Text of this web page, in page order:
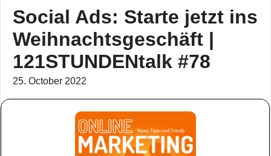
Social Ads: Starte jetzt ins
Weihnachtsgeschäft |
121STUNDENtalk #78
25. October 2022